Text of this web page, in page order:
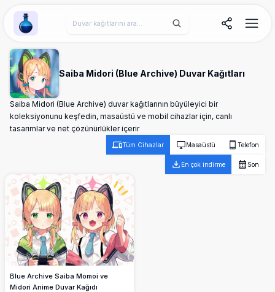
Wallpaper Alchemy
Saiba Midori (Blue Archive) Duvar Kağıtları
Saiba Midori (Blue Archive) duvar kağıtlarının büyüleyici bir
koleksiyonunu keşfedin, masaüstü ve mobil cihazlar için, canlı
tasarımlar ve net çözünürlükler içerir
Tüm Cihazlar Masaüstü Telefon
En çok indirme Son
Blue Archive Saiba Momoi ve
Midori Anime Duvar Kağıdı